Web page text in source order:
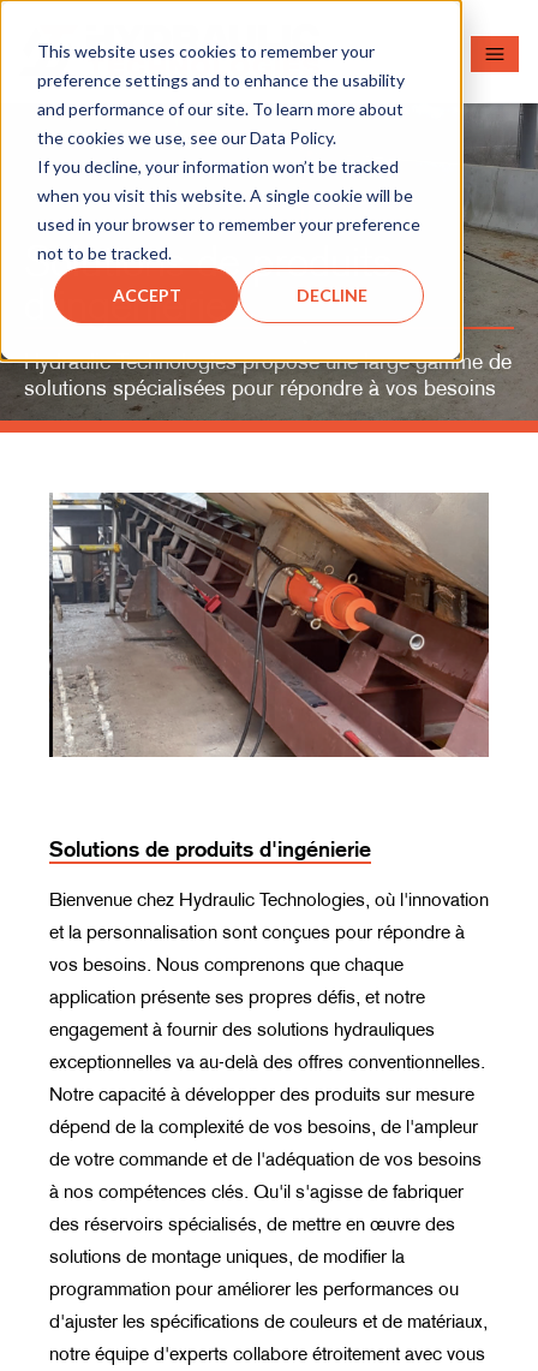
This website uses cookies to remember your
preference settings and to enhance the usability
and performance of our site. To learn more about
the cookies we use, see our Data Policy.
If you decline, your information won’t be tracked
when you visit this website. A single cookie will be
used in your browser to remember your preference
not to be tracked.
ACCEPT DECLINE
Solutions de produits
d'ingénierie
Hydraulic Technologies propose une large gamme de
solutions spécialisées pour répondre à vos besoins
Solutions de produits d'ingénierie
Bienvenue chez Hydraulic Technologies, où l'innovation
et la personnalisation sont conçues pour répondre à
vos besoins. Nous comprenons que chaque
application présente ses propres défis, et notre
engagement à fournir des solutions hydrauliques
exceptionnelles va au-delà des offres conventionnelles.
Notre capacité à développer des produits sur mesure
dépend de la complexité de vos besoins, de l'ampleur
de votre commande et de l'adéquation de vos besoins
à nos compétences clés. Qu'il s'agisse de fabriquer
des réservoirs spécialisés, de mettre en œuvre des
solutions de montage uniques, de modifier la
programmation pour améliorer les performances ou
d'ajuster les spécifications de couleurs et de matériaux,
notre équipe d'experts collabore étroitement avec vous